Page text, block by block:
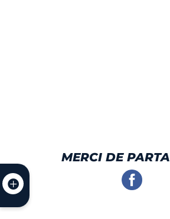
MERCI DE